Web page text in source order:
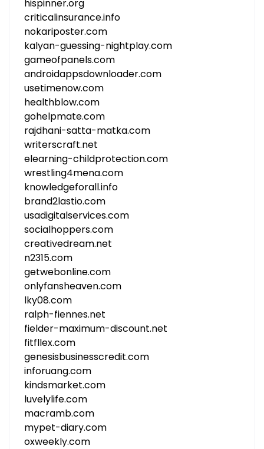
hispinner.org
criticalinsurance.info
nokariposter.com
kalyan-guessing-nightplay.com
gameofpanels.com
androidappsdownloader.com
usetimenow.com
healthblow.com
gohelpmate.com
rajdhani-satta-matka.com
writerscraft.net
elearning-childprotection.com
wrestling4mena.com
knowledgeforall.info
brand2lastio.com
usadigitalservices.com
socialhoppers.com
creativedream.net
n2315.com
getwebonline.com
onlyfansheaven.com
lky08.com
ralph-fiennes.net
fielder-maximum-discount.net
fitfllex.com
genesisbusinesscredit.com
inforuang.com
kindsmarket.com
luvelylife.com
macramb.com
mypet-diary.com
oxweekly.com